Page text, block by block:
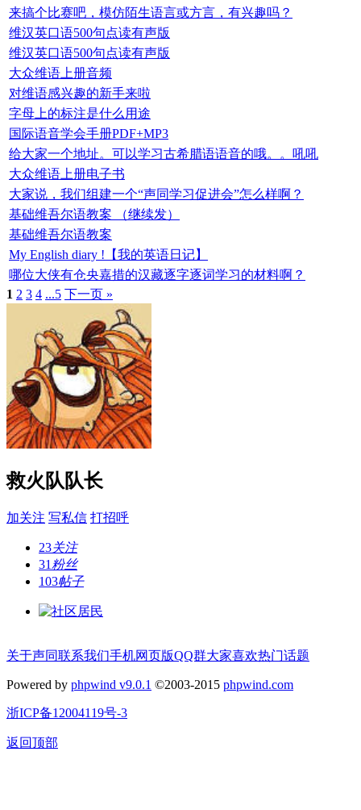
来搞个比赛吧，模仿陌生语言或方言，有兴趣吗？
维汉英口语500句点读有声版
维汉英口语500句点读有声版
大众维语上册音频
对维语感兴趣的新手来啦
字母上的标注是什么用途
国际语音学会手册PDF+MP3
给大家一个地址。可以学习古希腊语语音的哦。。吼吼
大众维语上册电子书
大家说，我们组建一个“声同学习促进会”怎么样啊？
基础维吾尔语教案 （继续发）
基础维吾尔语教案
My English diary !【我的英语日记】
哪位大侠有仓央嘉措的汉藏逐字逐词学习的材料啊？
1 2 3 4 ...5 下一页 »
救火队队长
加关注 写私信 打招呼
23关注
31 粉丝
103帖子
关于声同联系我们手机网页版QQ群大家喜欢热门话题
Powered by phpwind v9.0.1 ©2003-2015 phpwind.com
浙ICP备12004119号-3
返回顶部